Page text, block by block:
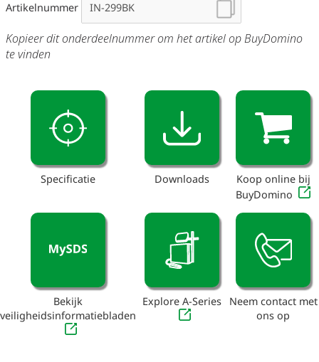
Artikelnummer
Kopieer dit onderdeelnummer om het artikel op BuyDomino
te vinden
Specificatie Downloads
Koop online bij
BuyDomino
Bekijk
veiligheidsinformatiebladen
Explore A-Series
Neem contact met
ons op